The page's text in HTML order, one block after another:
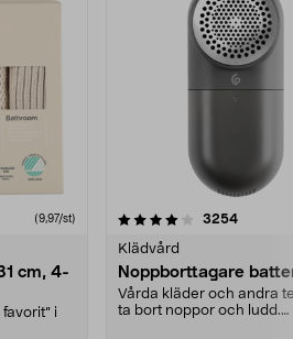
(9,97/st)
cm, 4-
i
3254
Klädvård
Noppborttagare
Vårda kläder och andra
ta bort noppor och ludd.
4.5av 5 stjärnor